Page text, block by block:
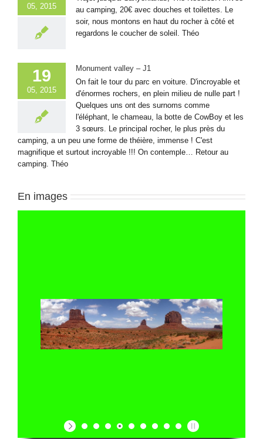
05, 2015
au camping, 20€ avec douches et toilettes. Le
soir, nous montons en haut du rocher à côté et
regardons le coucher de soleil. Théo
19
05, 2015
Monument valley – J1
On fait le tour du parc en voiture. D'incroyable et
d'énormes rochers, en plein milieu de nulle part !
Quelques uns ont des surnoms comme
l'éléphant, le chameau, la botte de CowBoy et les
3 sœurs. Le principal rocher, le plus près du
camping, a un peu une forme de théière, immense ! C'est
magnifique et surtout incroyable !!! On contemple… Retour au
camping. Théo
En images